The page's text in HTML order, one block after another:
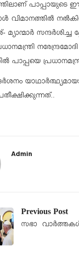
പാപ്പായുടെ
വിമാനത്തിൽ
മ്യാന്മാർ
പാപ്പയെ
Admin
Previous Post
സഭാ